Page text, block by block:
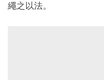
繩之以法。